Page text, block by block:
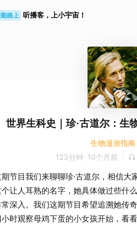
好累 听播客，上小宇宙！
世界生科史｜珍·古道尔：生
生物漫游指南
123分钟 · 10个月前
节目我们来聊聊珍·古道尔，相信大
让人耳熟的名字，她具体做过些什
深入。我们这期节目希望追溯她传
时观察母鸡下蛋的小女孩开始，看